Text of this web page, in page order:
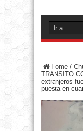
Home /
TRANSITO
extranjeros
puesta en